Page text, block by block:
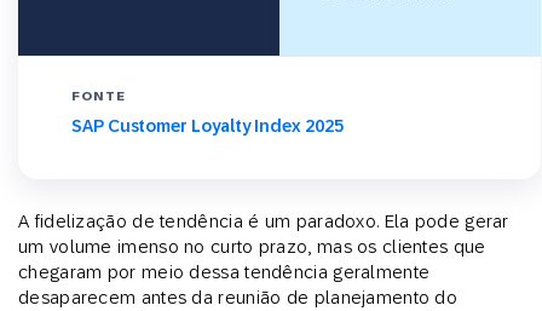
FONTE
SAP Customer Loyalty Index 2025
A fidelização de tendência é um paradoxo. Ela pode gerar
um volume imenso no curto prazo, mas os clientes que
chegaram por meio dessa tendência geralmente
desaparecem antes da reunião de planejamento do